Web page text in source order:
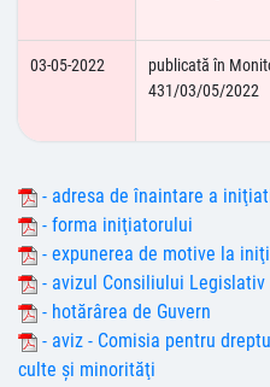
03-05-2022
publicată în
431/03/05/2022
- adresa de înaintare a
- forma iniţiatorului
- expunerea de motive la
- avizul Consiliului Legislativ
- hotărârea de Guvern
- aviz - Comisia pentru
culte şi minorităţi